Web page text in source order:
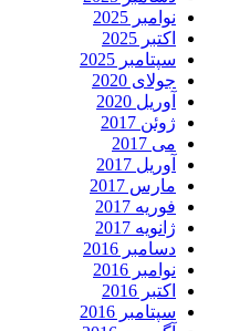
نوامبر 2025
اکتبر 2025
سپتامبر 2025
جولای 2020
آوریل 2020
ژوئن 2017
می 2017
آوریل 2017
مارس 2017
فوریه 2017
ژانویه 2017
دسامبر 2016
نوامبر 2016
اکتبر 2016
سپتامبر 2016